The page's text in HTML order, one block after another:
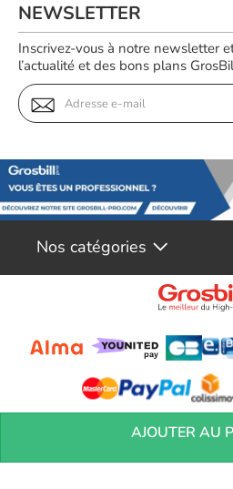
AJOUTER AU
NEWSLETTER
Inscrivez-vous à notre newsletter
l’actualité et des bons plans
Nos catégories
Conditions générales de réservation
Vos informations personnelles